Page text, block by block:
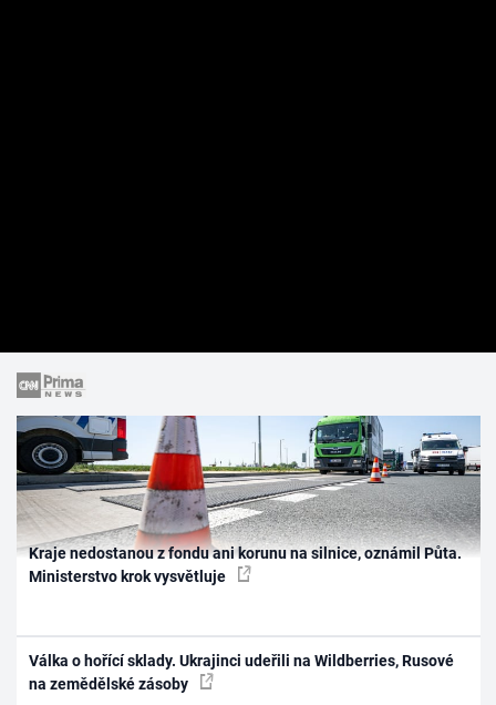
Kraje nedostanou z fondu ani korunu na silnice, oznámil Půta.
Ministerstvo krok vysvětluje
Válka o hořící sklady. Ukrajinci udeřili na Wildberries, Rusové
na zemědělské zásoby